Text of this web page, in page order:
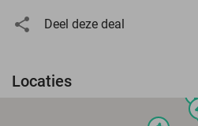
Deel deze deal
Locaties